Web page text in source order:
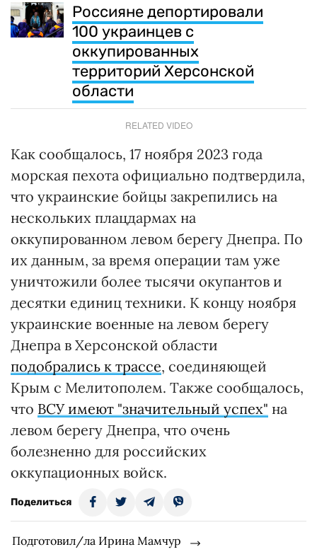
Россияне депортировали
100 украинцев с
оккупированных
территорий Херсонской
области
RELATED VIDEO
Как сообщалось, 17 ноября 2023 года
морская пехота официально подтвердила,
что украинские бойцы закрепились на
нескольких плацдармах на
оккупированном левом берегу Днепра. По
их данным, за время операции там уже
уничтожили более тысячи окупантов и
десятки единиц техники. К концу ноября
украинские военные на левом берегу
Днепра в Херсонской области
подобрались к трассе, соединяющей
Крым с Мелитополем. Также сообщалось,
что ВСУ имеют "значительный успех" на
левом берегу Днепра, что очень
болезненно для российских
оккупационных войск.
Поделиться
Подготовил/ла Ирина Мамчур